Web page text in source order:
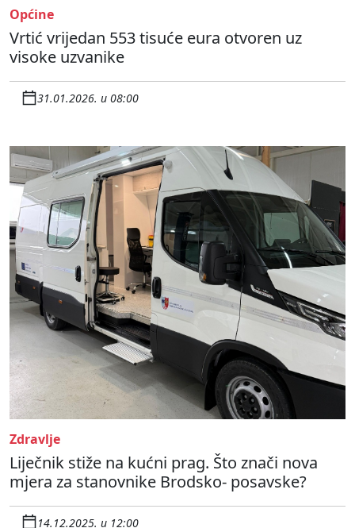
Općine
Vrtić vrijedan 553 tisuće eura otvoren uz
visoke uzvanike
31.01.2026. u 08:00
Zdravlje
Liječnik stiže na kućni prag. Što znači nova
mjera za stanovnike Brodsko- posavske?
14.12.2025. u 12:00